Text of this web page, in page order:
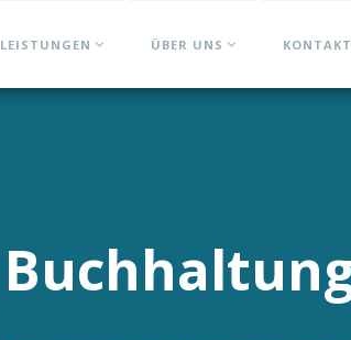
LEISTUNGEN ÜBER UNS KONTAKT